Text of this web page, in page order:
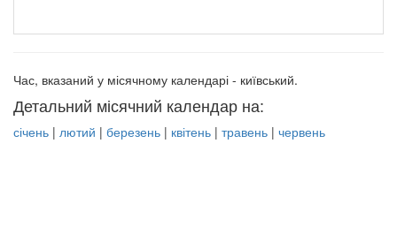
Час, вказаний у місячному календарі - київський.
Детальний місячний календар на:
січень | лютий | березень | квітень | травень | червень